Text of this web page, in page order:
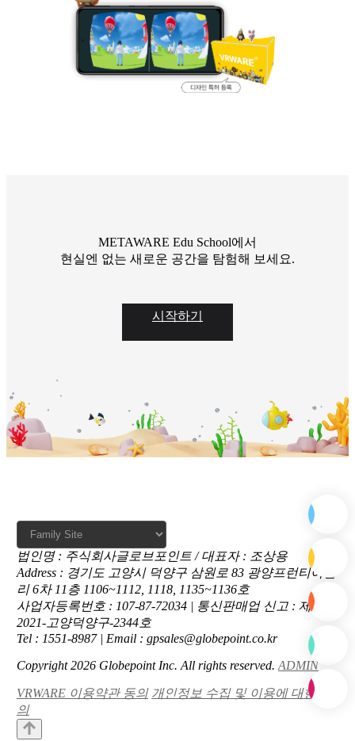
METAWARE Edu School에서
현실엔 없는 새로운 공간을 탐험해 보세요.
시작하기
법인명 : 주식회사글로브포인트 / 대표자 : 조상용
Address : 경기도 고양시 덕양구 삼원로 83 광양프런티어밸
리 6차 11층 1106~1112, 1118, 1135~1136호
사업자등록번호 : 107-87-72034 | 통신판매업 신고 : 제
2021-고양덕양구-2344호
Tel : 1551-8987 | Email : gpsales@globepoint.co.kr
Copyright 2026 Globepoint Inc. All rights reserved. ADMIN
VRWARE 이용약관 동의 개인정보 수집 및 이용에 대한 동
의